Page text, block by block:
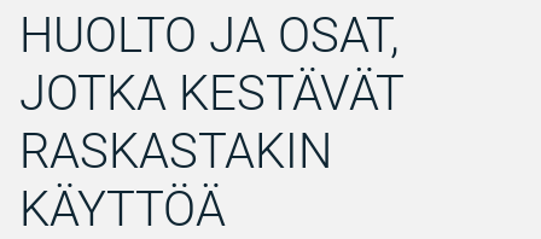
HUOLTO JA OSAT,
JOTKA KESTÄVÄT
RASKASTAKIN
KÄYTTÖÄ